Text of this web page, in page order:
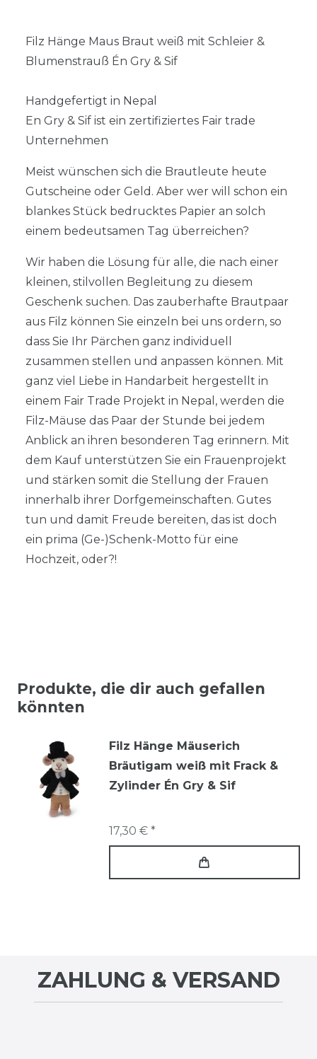
Filz Hänge Maus Braut weiß mit Schleier &
Blumenstrauß Én Gry & Sif
Handgefertigt in Nepal
En Gry & Sif ist ein zertifiziertes Fair trade
Unternehmen
Meist wünschen sich die Brautleute heute
Gutscheine oder Geld. Aber wer will schon ein
blankes Stück bedrucktes Papier an solch
einem bedeutsamen Tag überreichen?
Wir haben die Lösung für alle, die nach einer
kleinen, stilvollen Begleitung zu diesem
Geschenk suchen. Das zauberhafte Brautpaar
aus Filz können Sie einzeln bei uns ordern, so
dass Sie Ihr Pärchen ganz individuell
zusammen stellen und anpassen können. Mit
ganz viel Liebe in Handarbeit hergestellt in
einem Fair Trade Projekt in Nepal, werden die
Filz-Mäuse das Paar der Stunde bei jedem
Anblick an ihren besonderen Tag erinnern. Mit
dem Kauf unterstützen Sie ein Frauenprojekt
und stärken somit die Stellung der Frauen
innerhalb ihrer Dorfgemeinschaften. Gutes
tun und damit Freude bereiten, das ist doch
ein prima (Ge-)Schenk-Motto für eine
Hochzeit, oder?!
Produkte, die dir auch gefallen
könnten
Filz Hänge Mäuserich
Bräutigam weiß mit Frack &
Zylinder Én Gry & Sif
17,30 € *
ZAHLUNG & VERSAND